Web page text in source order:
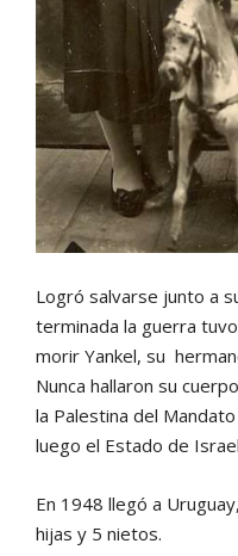
Logró salvarse junto a
terminada la guerra
morir Yankel, su
Nunca hallaron su
la Palestina del
luego el Estado de
En 1948 llegó a
hijas y 5 nietos.